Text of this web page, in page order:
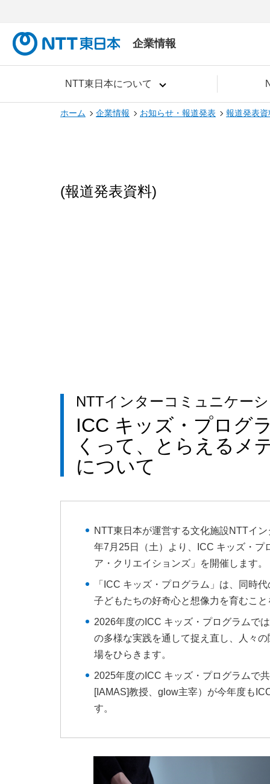
企業情報
NTT東日本について
ホーム 企業情報 お知らせ・報道発表 報道発表資
(報道発表資料)
NTTインターコミュニケー
ICC キッズ・プログ
くって、とらえるメ
について
NTT東日本が運営する文化施設NTTイ
年7月25日（土）より、ICC キッズ・
ア・クリエイションズ」を開催します。
「ICC キッズ・プログラム」は、同時
子どもたちの好奇心と想像力を育むこ
2026年度のICC キッズ・プログラムで
の多様な実践を通して捉え直し、人々
場をひらきます。
2025年度のICC キッズ・プログラムで
[IAMAS]教授、glow主宰）が今年度も
す。